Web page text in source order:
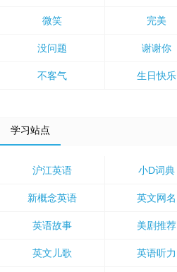
微笑 完美
没问题 谢谢你
不客气 生日快乐
学习站点
沪江英语 小D词典
新概念英语 英文网名
英语故事 美剧推荐
英文儿歌 英语听力